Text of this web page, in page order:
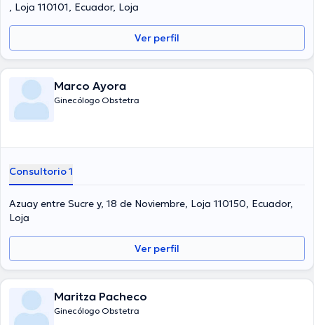
, Loja 110101, Ecuador, Loja
Ver perfil
Marco Ayora
Ginecólogo Obstetra
Consultorio 1
Azuay entre Sucre y, 18 de Noviembre, Loja 110150, Ecuador,
Loja
Ver perfil
Maritza Pacheco
Ginecólogo Obstetra